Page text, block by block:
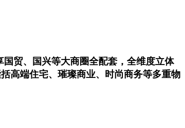
贸、国兴等大商圈全配套，全维度立体
高端住宅、璀璨商业、时尚商务等多重物